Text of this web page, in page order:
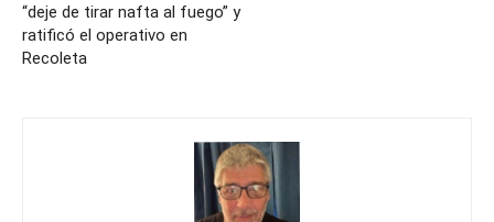
“deje de tirar nafta al fuego” y
ratificó el operativo en
Recoleta